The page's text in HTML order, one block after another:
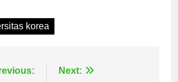
korea
Next: